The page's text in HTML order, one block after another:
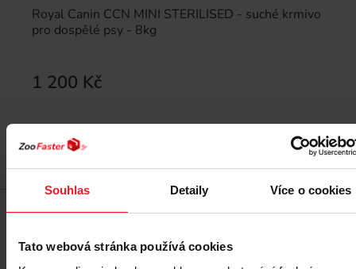
Souhlas Detaily Více o cookies
Tato webová stránka používá cookies
Royal Canin CCN MINI STERILISED - suché krmivo
pro dospělé psy - 8kg
1 200 Kč